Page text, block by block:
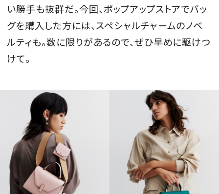
い勝手も抜群だ。今回、ポップアップストアでバッ
グを購入した方には、スペシャルチャームのノベ
ルティも。数に限りがあるので、ぜひ早めに駆けつ
けて。